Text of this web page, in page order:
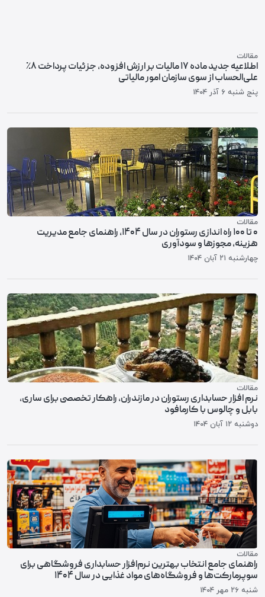
مقالات
اطلاعیه جدید ماده ۱۷ مالیات بر ارزش افزوده، جزئیات پرداخت ۸٪
علی‌الحساب از سوی سازمان امور مالیاتی
پنج شنبه ۶ آذر ۱۴۰۴
مقالات
۰ تا ۱۰۰ راه‌ اندازی رستوران در سال ۱۴۰۴، راهنمای جامع مدیریت
هزینه، مجوزها و سودآوری
چهارشنبه ۲۱ آبان ۱۴۰۴
مقالات
نرم افزار حسابداری رستوران در مازندران، راهکار تخصصی برای ساری،
بابل و چالوس با کارمافود
دوشنبه ۱۲ آبان ۱۴۰۴
مقالات
راهنمای جامع انتخاب بهترین نرم‌افزار حسابداری فروشگاهی برای
سوپرمارکت‌ها و فروشگاه‌های مواد غذایی در سال ۱۴۰۴
شنبه ۲۶ مهر ۱۴۰۴